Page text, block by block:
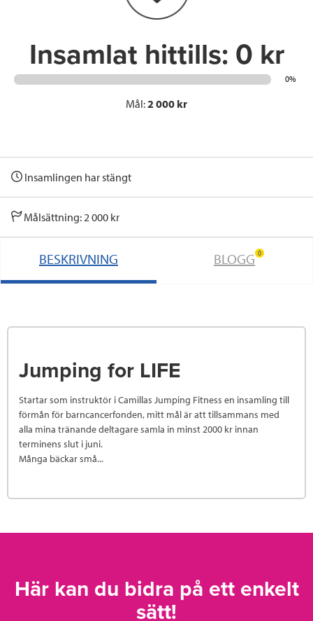
n
Insamlat hittills: 0 kr
0%
Mål:2 000 kr
Insamlingen har stängt
Målsättning: 2 000 kr
BESKRIVNING BLOGG 0
Jumping for LIFE
Startar som instruktör i Camillas Jumping Fitness en insamling till
förmån för barncancerfonden, mitt mål är att tillsammans med
alla mina tränande deltagare samla in minst 2000 kr innan
terminens slut i juni.
Många bäckar små...
Här kan du bidra på ett enkelt
sätt!